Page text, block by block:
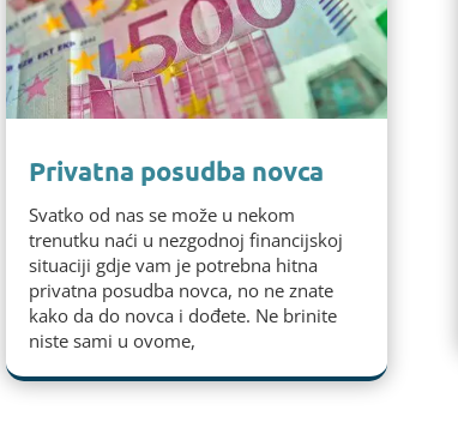
Privatna posudba novca
Svatko od nas se može u nekom
trenutku naći u nezgodnoj financijskoj
situaciji gdje vam je potrebna hitna
privatna posudba novca, no ne znate
kako da do novca i dođete. Ne brinite
niste sami u ovome,